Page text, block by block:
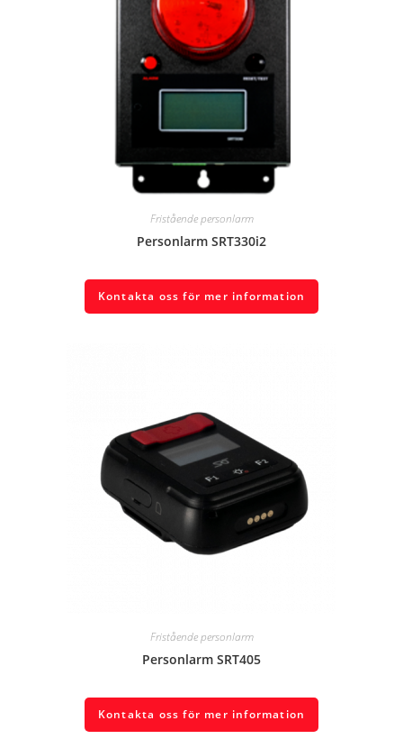
Fristående personlarm
Personlarm SRT330i2
Kontakta oss för mer information
Fristående personlarm
Personlarm SRT405
Kontakta oss för mer information